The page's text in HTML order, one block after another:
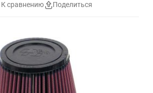
К сравнению Поделиться